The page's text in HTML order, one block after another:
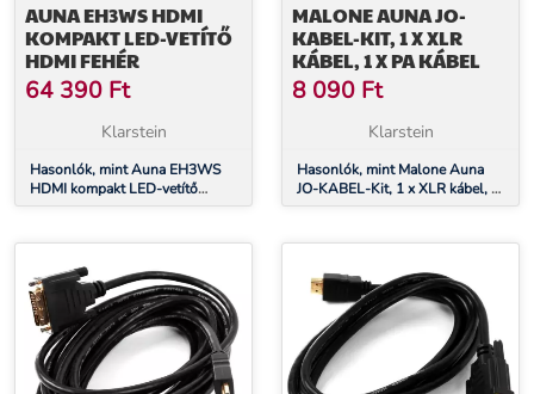
AUNA EH3WS HDMI
KOMPAKT LED-VETÍTŐ
HDMI FEHÉR
64 390 Ft
Klarstein
Hasonlók, mint Auna EH3WS
HDMI kompakt LED-vetítő
HDMI fehér
MALONE AUNA JO-
KABEL-KIT, 1 X XLR
KÁBEL, 1 X PA KÁBEL
8 090 Ft
Klarstein
Hasonlók, mint Malone Auna
JO-KABEL-Kit, 1 x XLR kábel, 1
x PA kábel